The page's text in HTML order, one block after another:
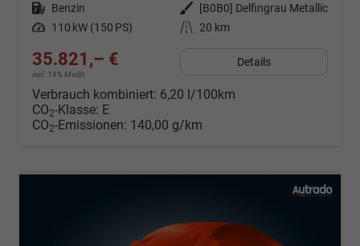
Kraftstoff Benzin Außenfarbe
[B0B0] Delfingrau Metallic
Leistung 110 kW (150 PS) Kilometerstand 20 km
35.821,– €
incl. 19% MwSt.
Details
Verbrauch kombiniert: 6,20 l/100km
CO2-Klasse: E
CO2-Emissionen: 140,00 g/km